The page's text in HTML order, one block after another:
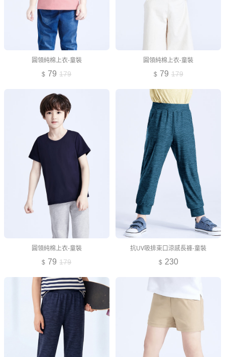
圓領純棉上衣-童裝
79 179
圓領純棉上衣-童裝
79 179
圓領純棉上衣-童裝
79 179
抗UV吸排束口涼感長褲-童裝
230